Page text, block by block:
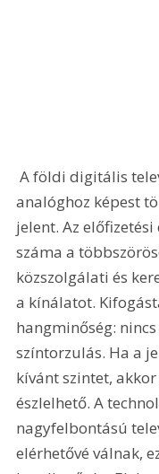
A földi digitális televíziózás a nézőnek az
analóghoz képest
jelent. Az
száma a
közszolgálati és
a kínálatot.
hangminőség:
színtorzulás. Ha a
kívánt szintet,
észlelhető. A
nagyfelbontású
elérhetővé válnak,